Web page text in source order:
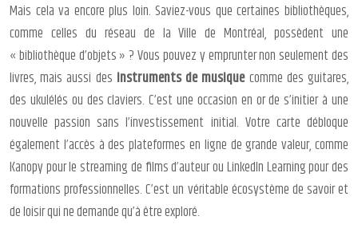
Mais cela va encore plus loin. Saviez-vous que certaines bibliothèques,
comme celles du réseau de la Ville de Montréal, possèdent une
« bibliothèque d’objets » ? Vous pouvez y emprunter non seulement des
livres, mais aussi des instruments de musiquecomme des guitares,
des ukulélés ou des claviers. C’est une occasion en or de s’initier à une
nouvelle passion sans l’investissement initial. Votre carte débloque
également l’accès à des plateformes en ligne de grande valeur, comme
Kanopy pour le streaming de films d’auteur ou LinkedIn Learning pour des
formations professionnelles. C’est un véritable écosystème de savoir et
de loisir qui ne demande qu’à être exploré.